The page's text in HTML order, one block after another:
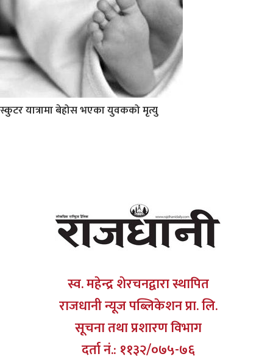
स्कुटर यात्रामा बेहोस भएका युवकको मृत्यु
स्व. महेन्द्र शेरचनद्वारा स्थापित
राजधानी न्यूज पब्लिकेशन प्रा. लि.
सूचना तथा प्रशारण विभाग
दर्ता नं.: ११३२/०७५-७६